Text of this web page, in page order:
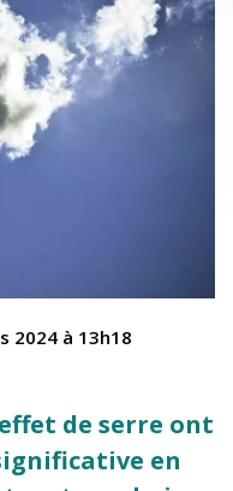
2024 à 13h18
de serre ont
en